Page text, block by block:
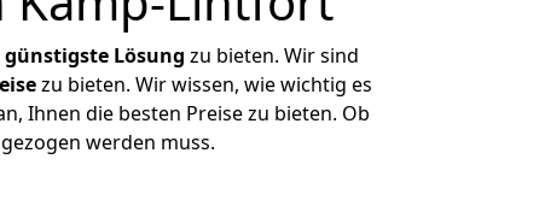
günstigste Lösung zu bieten. Wir sind
zu bieten. Wir wissen, wie wichtig es
Ihnen die besten Preise zu bieten. Ob
werden muss.